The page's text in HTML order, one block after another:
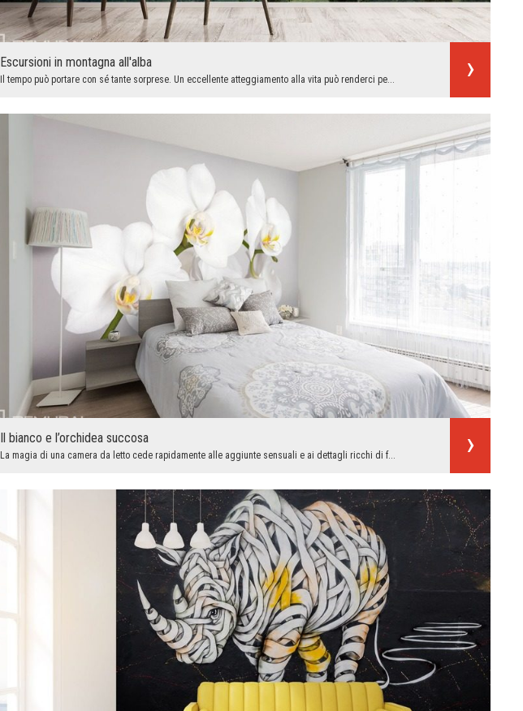
Escursioni in montagna all'alba
Il tempo può portare con sé tante sorprese. Un eccellente atteggiamento alla vita può renderci pe...
Il bianco e l’orchidea succosa
La magia di una camera da letto cede rapidamente alle aggiunte sensuali e ai dettagli ricchi di f...